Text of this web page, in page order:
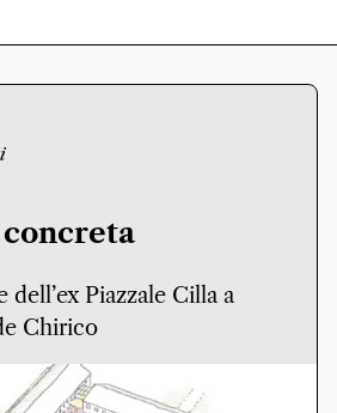
dell’ex Piazzale Cilla a
Chirico